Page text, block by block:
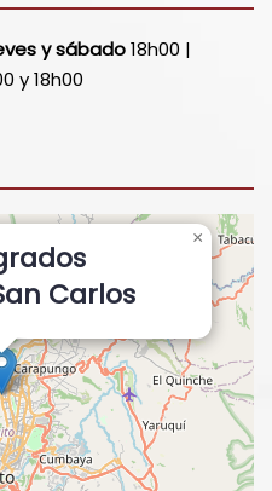
y sábado18h00 |
y 18h00
Carlos
×